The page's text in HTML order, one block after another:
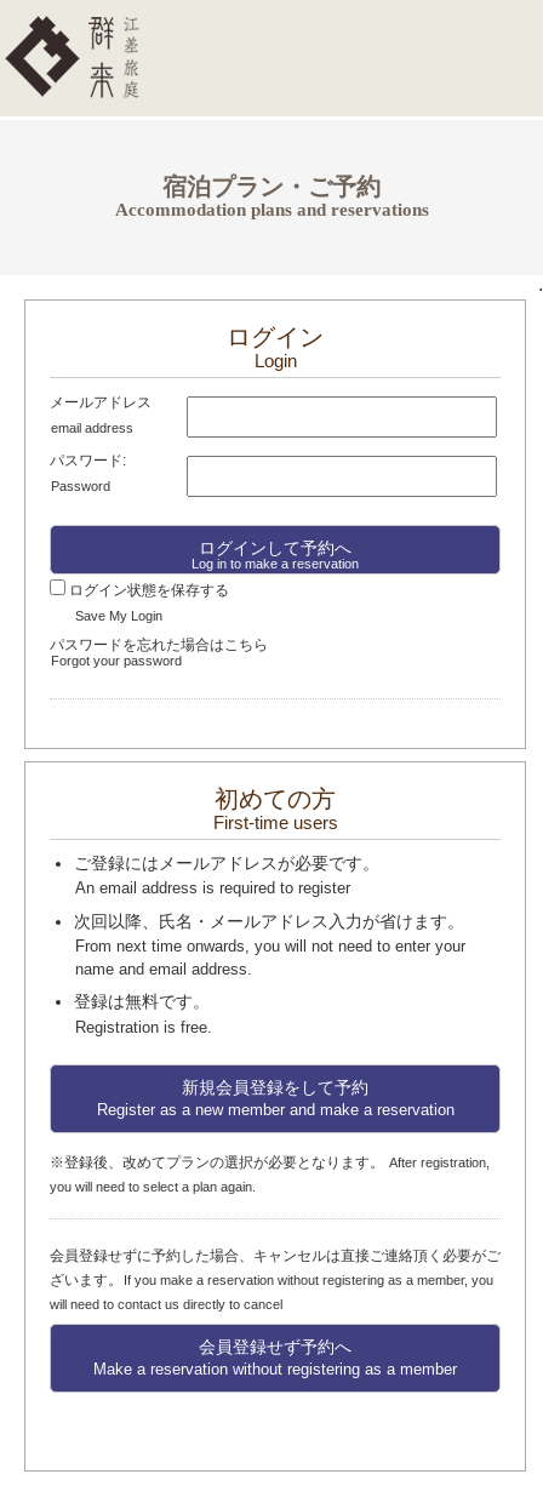
宿泊プラン・ご予約
Accommodation plans and reservations
ログイン
Login
メールアドレス
email address
パスワード:
Password
Log in to make a reservation
ログイン状態を保存する
Save My Login
パスワードを忘れた場合はこちら
Forgot your password
初めての方
First-time users
ご登録にはメールアドレスが必要です。
An email address is required to register
次回以降、氏名・メールアドレス入力が省けます。
From next time onwards, you will not need to enter your
name and email address.
登録は無料です。
Registration is free.
新規会員登録をして予約
Register as a new member and make a reservation
※登録後、改めてプランの選択が必要となります。
After registration,
you will need to select a plan again.
会員登録せずに予約した場合、キャンセルは直接ご連絡頂く必要がご
ざいます。
If you make a reservation without registering as a member, you
will need to contact us directly to cancel
会員登録せず予約へ
Make a reservation without registering as a member
.